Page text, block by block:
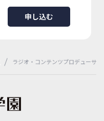
申し込む
ラジオ・コンテンツプロデューサ